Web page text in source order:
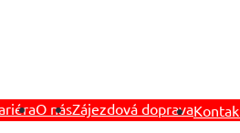
O násZájezdová doprava